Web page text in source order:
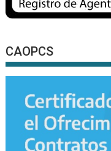
CAOPCS